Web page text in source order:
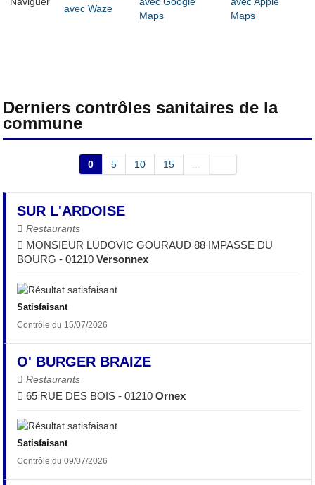
Derniers contrôles sanitaires de la
commune
0 5 10 15 ...
SUR L'ARDOISE
Restaurants
MONSIEUR LUDOVIC GOURAUD 88 IMPASSE DU
BOURG - 01210Versonnex
Satisfaisant
Contrôle du 15/07/2026
O' BURGER BRAIZE
Restaurants
65 RUE DES BOIS - 01210Ornex
Satisfaisant
Contrôle du 09/07/2026